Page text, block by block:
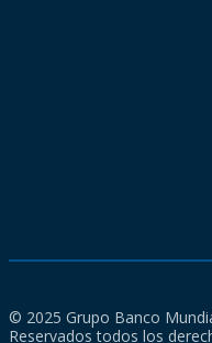
© 2025 Grupo Banco
Reservados todos los